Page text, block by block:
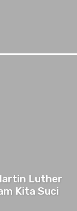
Luther
Kita Suci